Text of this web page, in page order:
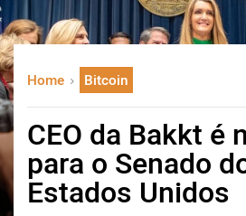
deutsch
中文
한국어
العربية
ไทย
Home Bitcoin
CEO da Bakkt é
para o Senado
Estados Unidos